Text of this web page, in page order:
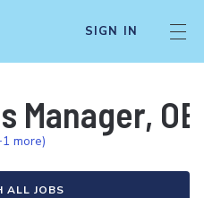
SIGN IN
Manager,
more)
ALL JOBS